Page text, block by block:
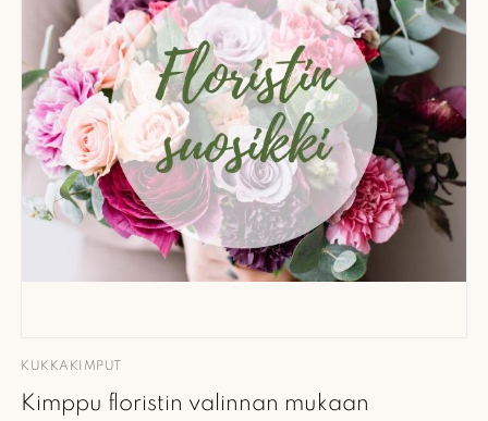
KUKKAKIMPUT
Kimppu floristin valinnan mukaan